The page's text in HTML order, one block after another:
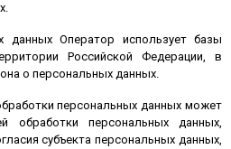
данных Оператор использует базы
Российской Федерации, в
о персональных данных.
персональных данных может
обработки персональных данных,
субъекта персональных данных,